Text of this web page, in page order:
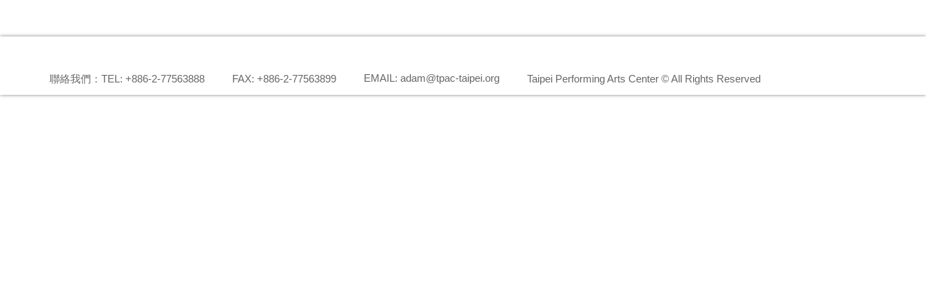
聯絡我們：TEL: +886-2-77563888 FAX: +886-2-77563899 EMAIL: adam@tpac-taipei.org Taipei Performing Arts Center © All Rights Reserved